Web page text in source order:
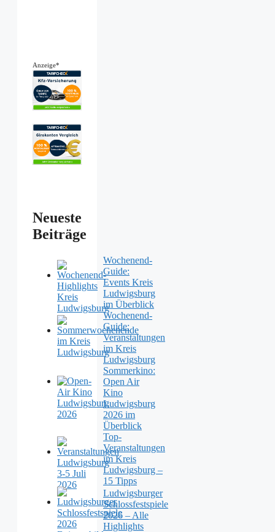
Anzeige*
Neueste
Beiträge
Wochenend-
Guide:
Events Kreis
Ludwigsburg
im Überblick
Wochenend-
Guide:
Veranstaltungen
im Kreis
Ludwigsburg
Sommerkino:
Open Air
Kino
Ludwigsburg
2026 im
Überblick
Top-
Veranstaltungen
im Kreis
Ludwigsburg –
15 Tipps
Ludwigsburger
Schlossfestspiele
2026 – Alle
Highlights